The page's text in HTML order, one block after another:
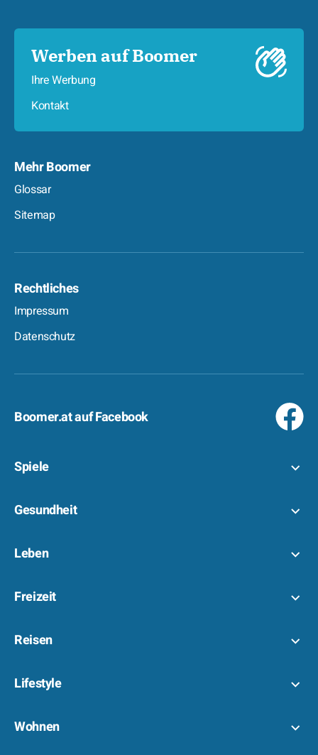
Werben auf Boomer
Ihre Werbung
Kontakt
Mehr Boomer
Glossar
Sitemap
Rechtliches
Impressum
Datenschutz
Boomer.at auf Facebook
Spiele
Gesundheit
Leben
Freizeit
Reisen
Lifestyle
Wohnen